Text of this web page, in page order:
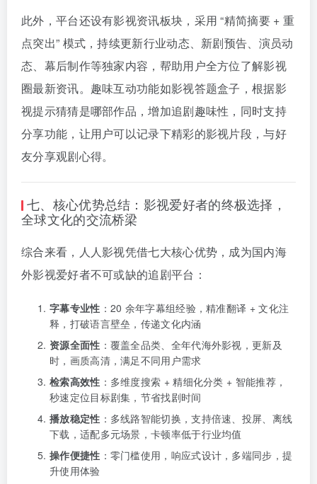
此外，平台还设有影视资讯板块，采用 “精简摘要 + 重
点突出” 模式，持续更新行业动态、新剧预告、演员动
态、幕后制作等独家内容，帮助用户全方位了解影视
圈最新资讯。趣味互动功能如影视答题盒子，根据影
视提示猜猜是哪部作品，增加追剧趣味性，同时支持
分享功能，让用户可以记录下精彩的影视片段，与好
友分享观剧心得。
七、核心优势总结：影视爱好者的终极选择，
全球文化的交流桥梁
综合来看，人人影视凭借七大核心优势，成为国内海
外影视爱好者不可或缺的追剧平台：
字幕专业性 ：20 余年字幕组经验，精准翻译 + 文化注
释，打破语言壁垒，传递文化内涵
资源全面性 ：覆盖全品类、全年代海外影视，更新及
时，画质高清，满足不同用户需求
检索高效性 ：多维度搜索 + 精细化分类 + 智能推荐，
秒速定位目标剧集，节省找剧时间
播放稳定性 ：多线路智能切换，支持倍速、投屏、离线
下载，适配多元场景，卡顿率低于行业均值
操作便捷性 ：零门槛使用，响应式设计，多端同步，提
升使用体验